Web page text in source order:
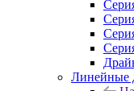
Линейные